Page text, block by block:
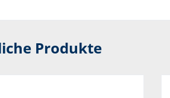
Produkte